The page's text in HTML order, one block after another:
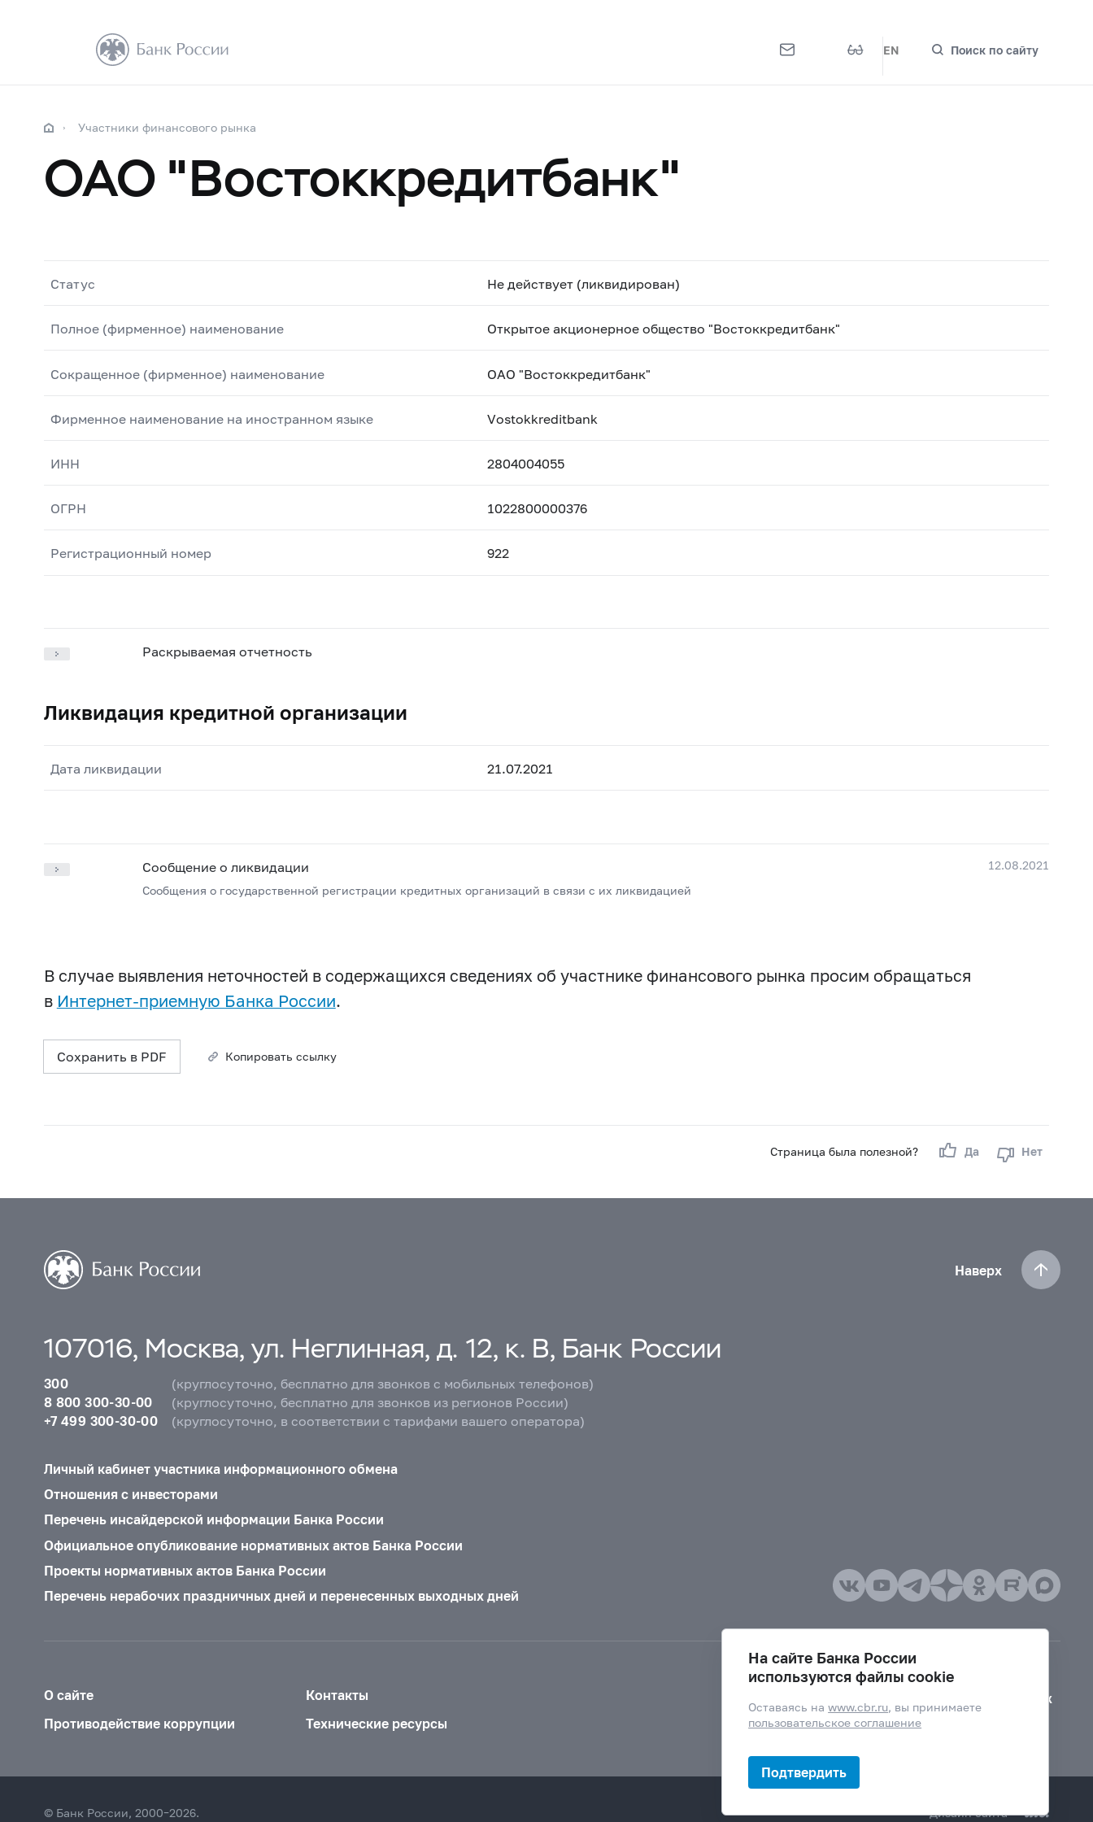
EN Поиск по сайту
Участники финансового рынка
ОАО "Востоккредитбанк"
Статус Не действует (ликвидирован)
Полное (фирменное) наименование Открытое акционерное общество "Востоккредитбанк"
Сокращенное (фирменное) наименование ОАО "Востоккредитбанк"
Фирменное наименование на иностранном языке Vostokkreditbank
ИНН 2804004055
ОГРН 1022800000376
Регистрационный номер 922
Раскрываемая отчетность
Ликвидация кредитной организации
Дата ликвидации 21.07.2021
12.08.2021
Сообщение о ликвидации
Сообщения о государственной регистрации кредитных организаций в связи с их ликвидацией
В случае выявления неточностей в содержащихся сведениях об участнике финансового рынка просим обращаться
в Интернет-приемную Банка России.
Сохранить в PDF Копировать ссылку
Страница была полезной? Да Нет
Наверх
107016, Москва, ул. Неглинная, д. 12, к. В, Банк России
300
(круглосуточно, бесплатно для звонков с мобильных телефонов)
8 800 300-30-00
(круглосуточно, бесплатно для звонков из регионов России)
+7 499 300-30-00
(круглосуточно, в соответствии с тарифами вашего оператора)
Личный кабинет участника информационного обмена
Отношения с инвесторами
Перечень инсайдерской информации Банка России
Официальное опубликование нормативных актов Банка России
Проекты нормативных актов Банка России
Перечень нерабочих праздничных дней и перенесенных выходных дней
О сайте
Контакты
Противодействие коррупции
Технические ресурсы
Версия для слабовидящих
© Банк России, 2000–2026. Дизайн сайта —
На сайте Банка России
используются файлы cookie
Оставаясь наwww.cbr.ru, вы принимаете
пользовательское соглашение
Подтвердить